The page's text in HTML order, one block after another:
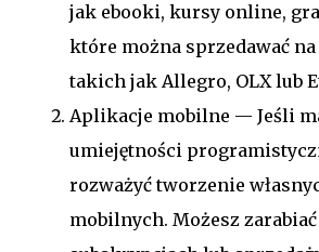
jak ebooki, kursy online,
które można sprzedawać
takich jak Allegro, OLX lub
Aplikacje mobilne — Jeśli
umiejętności
rozważyć tworzenie
mobilnych. Możesz